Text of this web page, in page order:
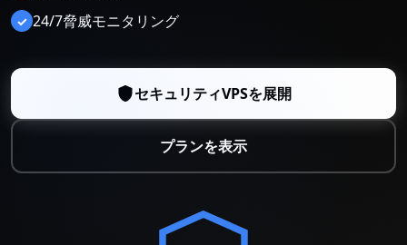
✓ 24/7脅威モニタリング
セキュリティVPSを展開
プランを表示